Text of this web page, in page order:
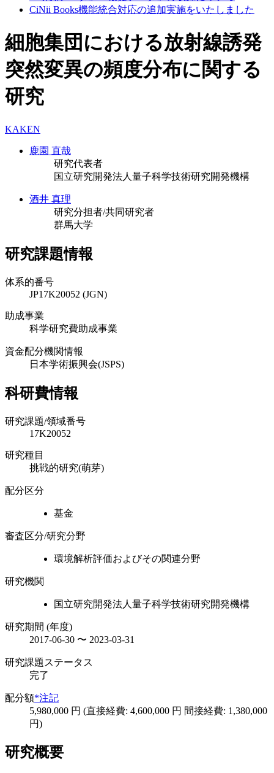
CiNii Books機能統合対応の追加実施をいたしました
細胞集団における放射線誘発
突然変異の頻度分布に関する
研究
KAKEN
鹿園 直哉
研究代表者
国立研究開発法人量子科学技術研究開発機構
酒井 真理
研究分担者/共同研究者
群馬大学
研究課題情報
体系的番号
JP17K20052 (JGN)
助成事業
科学研究費助成事業
資金配分機関情報
日本学術振興会(JSPS)
科研費情報
研究課題/領域番号
17K20052
研究種目
挑戦的研究(萌芽)
配分区分
基金
審査区分/研究分野
環境解析評価およびその関連分野
研究機関
国立研究開発法人量子科学技術研究開発機構
研究期間 (年度)
2017-06-30 〜 2023-03-31
研究課題ステータス
完了
配分額*注記
5,980,000 円 (直接経費: 4,600,000 円 間接経費: 1,380,000
円)
研究概要